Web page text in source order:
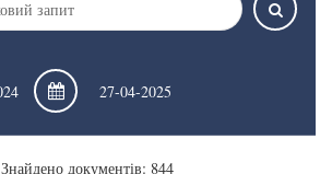
Знайдено документів: 844